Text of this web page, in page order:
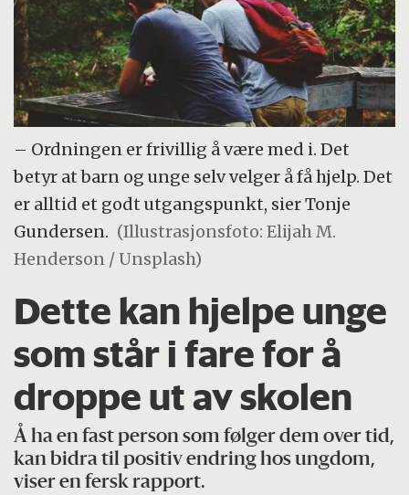
– Ordningen er frivillig å være med i. Det
betyr at barn og unge selv velger å få hjelp. Det
er alltid et godt utgangspunkt, sier Tonje
Gundersen. (Illustrasjonsfoto: Elijah M.
Henderson / Unsplash)
Dette kan hjelpe unge
som står i fare for å
droppe ut av skolen
Å ha en fast person som følger dem over tid,
kan bidra til positiv endring hos ungdom,
viser en fersk rapport.